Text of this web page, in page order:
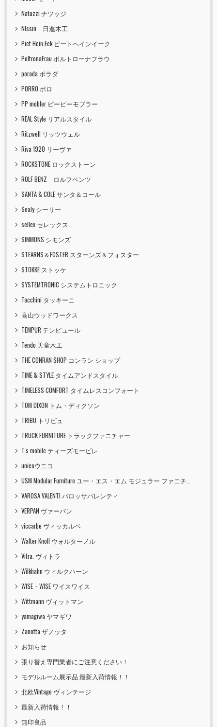
Natuzzi ナツッジ
NIssin 日進木工
Piet Hein Eek ピートヘインイーク
PoltronaFrau ポルトローナフラウ
porada ポラダ
PORRO ポロ
PP mobler ピーピーモブラー
REAL Style リアルスタイル
Ritzwell リッツウェル
Riva 1920 リーヴァ
ROCKSTONE ロックストーン
ROLF BENZ ロルフベンツ
SANTA & COLE サンタ＆コール
Sealy シーリー
sellex セレックス
SIMMONS シモンズ
STEARNS＆FOSTER スターンズ＆フォスター
STOKKE ストッケ
SYSTEMTRONIC システムトロニック
Tacchini タッキーニ
高山ウッドワークス
TEMPUR テンピュール
Tendo 天童木工
THE CONRAN SHOP コンラン ショップ
TIME & STYLE タイムアンドスタイル
TIMELESS COMFORT タイムレスコンフォート
TOM DIXON トム・ディクソン
TRIBU トリビュ
TRUCK FURNITURE トラックファニチャー
T's mobile ティーズモービレ
unicoウニコ
USM Modular Furniture ユー・エス・エム モジュラー ファニチャー
VAROSA VALENTI バロッサバレンティ
VERPAN ヴァーパン
viccarbe ヴィッカルベ
Walter Knoll ウォルターノル
Vitra. ヴィトラ
Wilkhahn ウィルクハーン
WISE・WISE ワイスワイス
Wittmann ヴィットマン
yamagiwa ヤマギワ
Zanotta ザノッタ
お知らせ
張り替え専門業者にご注意ください！
モデルルーム展示品 最新入荷情報！！
北欧Vintage ヴィンテージ
最新入荷情報！！
無印良品